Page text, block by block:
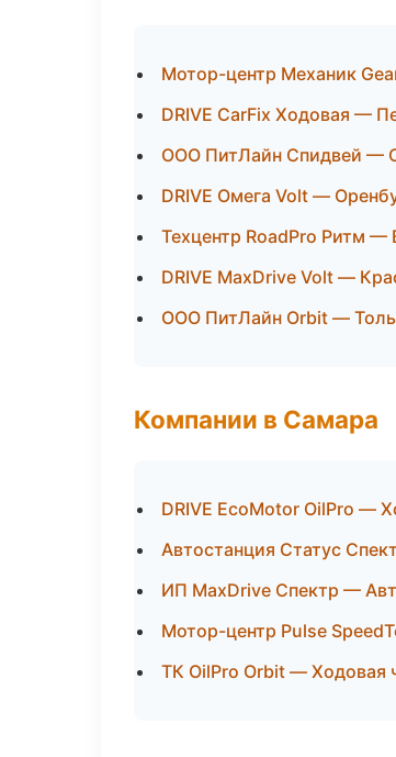
Мотор-центр Механик
DRIVE CarFix Ходовая —
ООО ПитЛайн Спидвей —
DRIVE Омега Volt —
Техцентр RoadPro Ритм —
DRIVE MaxDrive Volt —
ООО ПитЛайн Orbit —
Компании в Самара
DRIVE EcoMotor OilPro —
Автостанция Статус
ИП MaxDrive Спектр —
Мотор-центр Pulse
ТК OilPro Orbit — Ходовая